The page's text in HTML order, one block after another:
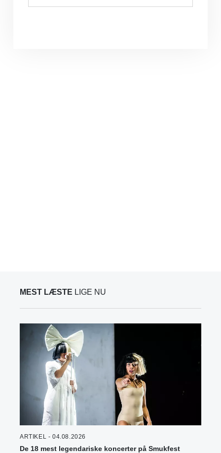
MEST LÆSTE LIGE NU
ARTIKEL - 04.08.2026
De 18 mest legendariske koncerter på Smukfest